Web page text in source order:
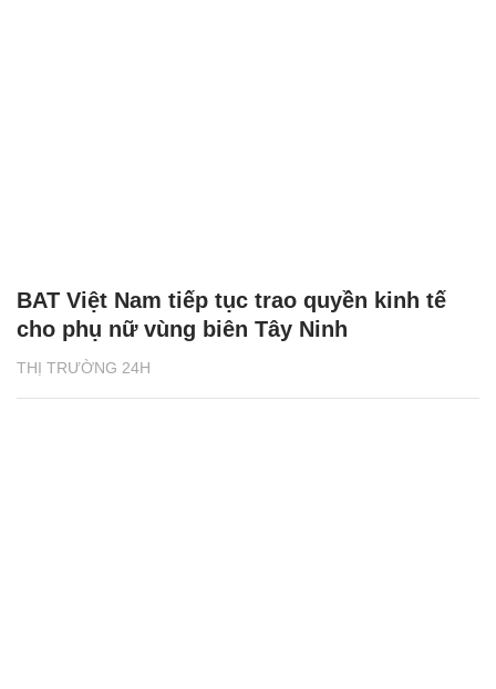
THỊ TRƯỜNG 24H
BAT Việt Nam tiếp tục trao quyền kinh tế
cho phụ nữ vùng biên Tây Ninh